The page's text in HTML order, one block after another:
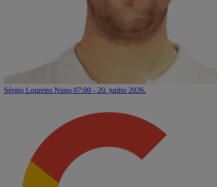
Sérgio Loureiro Nuno 07:00 - 20. junho 2026.